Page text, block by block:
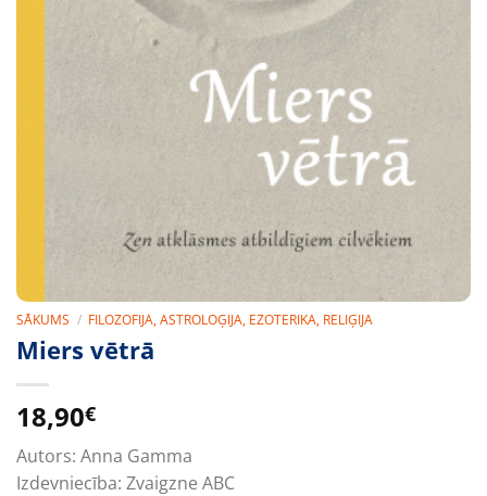
SĀKUMS / FILOZOFIJA, ASTROLOĢIJA, EZOTERIKA, RELIĢIJA
Miers vētrā
18,90€
Autors: Anna Gamma
Izdevniecība: Zvaigzne ABC